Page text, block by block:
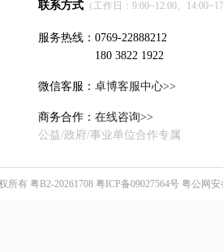
联系方式 （工作日：9:00~12:00、
服务热线：0769-22888212
180 3822 1922
微信客服： 卓博客服中心>>
商务合作： 在线咨询>>
公益/政府/事业单位合作专属
所有 粤B2-20261708 粤ICP备09027564号 粤公网安